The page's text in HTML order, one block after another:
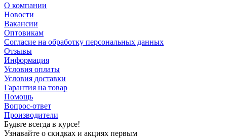
О компании
Новости
Вакансии
Оптовикам
Cогласие на обработку персональных данных
Отзывы
Информация
Условия оплаты
Условия доставки
Гарантия на товар
Помощь
Вопрос-ответ
Производители
Будьте всегда в курсе!
Узнавайте о скидках и акциях первым